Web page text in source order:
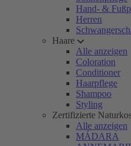
Hand- &
Herren
Haare
Alle anzeigen
Coloration
Conditioner
Haarpflege
Shampoo
Styling
Zertifizierte
Alle anzeigen
MÁDARA